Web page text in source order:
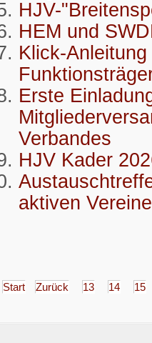
HJV-
HEM und
Klick-
Erste
Verbandes
HJV Kader
aktiven Vereine
Start Zurück 13 14 15